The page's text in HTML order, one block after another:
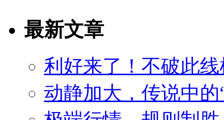
最新文章
利好来了！不破此
动静加大，传说中的